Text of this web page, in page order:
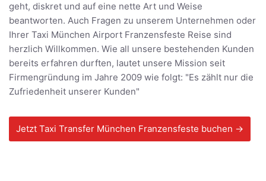
geht, diskret und auf eine nette Art und Weise
beantworten. Auch Fragen zu unserem Unternehmen oder
Ihrer Taxi München Airport Franzensfeste Reise sind
herzlich Willkommen. Wie all unsere bestehenden Kunden
bereits erfahren durften, lautet unsere Mission seit
Firmengründung im Jahre 2009 wie folgt: "Es zählt nur die
Zufriedenheit unserer Kunden"
Jetzt Taxi Transfer München Franzensfeste buchen →